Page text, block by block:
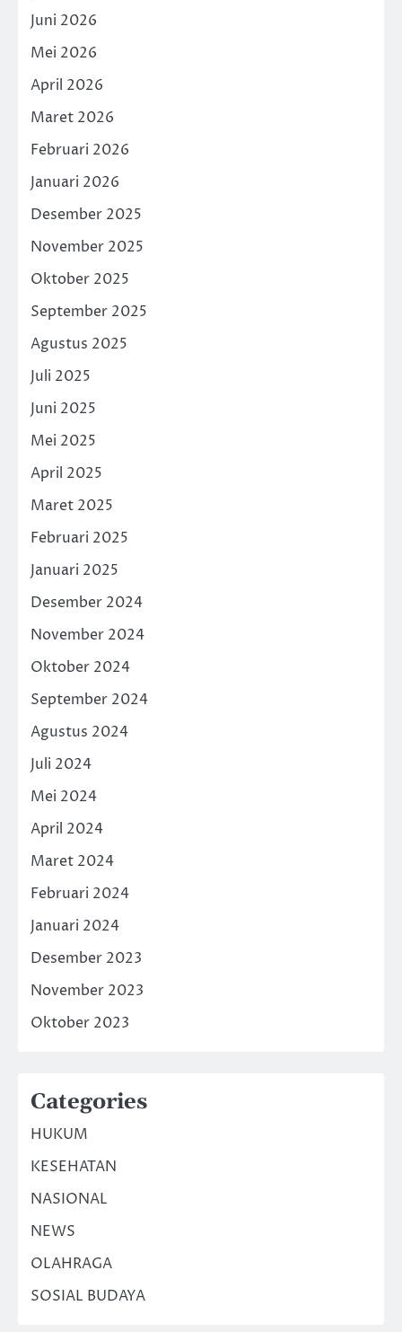
Juni 2026
Mei 2026
April 2026
Maret 2026
Februari 2026
Januari 2026
Desember 2025
November 2025
Oktober 2025
September 2025
Agustus 2025
Juli 2025
Juni 2025
Mei 2025
April 2025
Maret 2025
Februari 2025
Januari 2025
Desember 2024
November 2024
Oktober 2024
September 2024
Agustus 2024
Juli 2024
Mei 2024
April 2024
Maret 2024
Februari 2024
Januari 2024
Desember 2023
November 2023
Oktober 2023
Categories
HUKUM
KESEHATAN
NASIONAL
NEWS
OLAHRAGA
SOSIAL BUDAYA